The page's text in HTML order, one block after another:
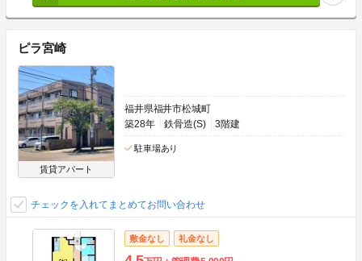
ピラ宮崎
賃貸アパート
福井県福井市松城町
築28年
鉄骨造(S) 3階建
駐車場あり
チェックを入れてまとめてお問い合わせ
敷金なし 礼金なし